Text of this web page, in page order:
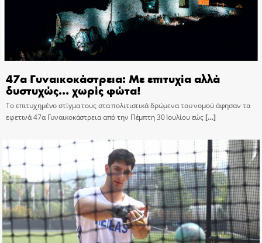
47α Γυναικοκάστρεια: Με επιτυχία αλλά
δυστυχώς… χωρίς φώτα!
Το επιτυχημένο στίγμα τους στα πολιτιστικά δρώμενα του νομού άφησαν τα
εφετινά 47α Γυναικοκάστρεια από την Πέμπτη 30 Ιουλίου εώς[…]